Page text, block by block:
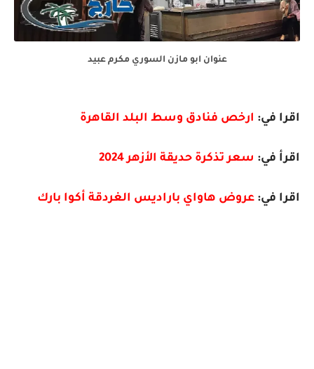
عنوان ابو مازن السوري مكرم عبيد
اقرا في: ارخص فنادق وسط البلد القاهرة
اقرأ في: سعر تذكرة حديقة الأزهر 2024
اقرا في: عروض هاواي باراديس الغردقة أكوا بارك